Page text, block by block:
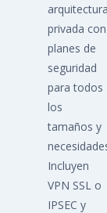
arquitectura
privada con
planes de
seguridad
para todos
los
tamaños y
Incluyen
VPN SSL o
IPSEC y